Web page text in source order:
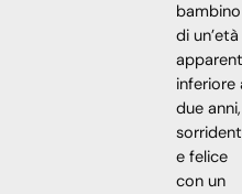
bambino
di un’età
inferiore
due anni,
e felice
con un